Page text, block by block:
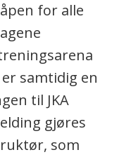
for alle
samtidig en
til JKA
gjøres
som